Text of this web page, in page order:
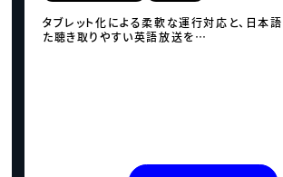
タブレット化による柔軟な運行対応と、日本
た聴き取りやすい英語放送を…